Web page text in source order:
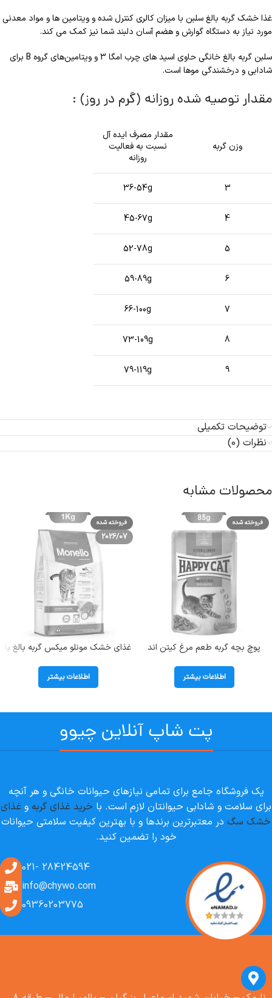
غذا خشک گربه بالغ سلبن با میزان کالری کنترل شده و ویتامین ها و مواد معدنی
مورد نیاز به دستگاه گوارش و هضم آسان دلبند شما نیز کمک می کند.
سلبن گربه بالغ خانگی حاوی اسید های چرب امگا 3 و ویتامین‌های گروه B برای
شادابی و درخشندگی موها است.
مقدار توصیه شده روزانه (گرم در روز) :
وزن گربه
مقدار مصرف ایده آل
نسبت به فعالیت
روزانه
3
36-54g
4
45-67g
5
52-78g
6
59-89g
7
66-100g
8
73-109g
9
79-119g
توضیحات تکمیلی
نظرات (0)
محصولات مشابه
فروخته شده
پوچ بچه گربه طعم مرغ کیتن اند
وزن 85 گرم
اطلاعات بیشتر
فروخته شده
2026/07
غذای خشک مونلو میکس گربه بالغ با
Mix) وزن 1 کیلوگرم (بسته بندی
اصلی)
اطلاعات بیشتر
پت شاپ آنلاین چیوو
یک فروشگاه جامع برای تمامی نیازهای حیوانات خانگی و هر آنچه
برای سلامت و شادابی حیوانتان لازم است. با خرید غذای گربه و غذای
خشک سگ در معتبرترین برندها و با بهترین کیفیت سلامتی حیوانات
خود را تضمین کنید.
28424594 -021
info@chywo.com
09360203775